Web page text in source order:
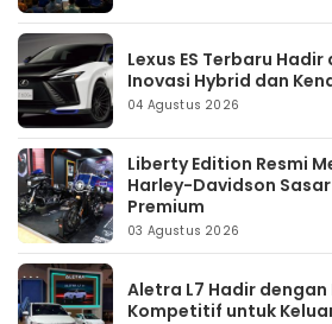
Lexus ES Terbaru
Inovasi Hybrid dan
04 Agustus 2026
Liberty Edition Resmi
Harley-Davidson
Premium
03 Agustus 2026
Aletra L7 Hadir
Kompetitif untuk